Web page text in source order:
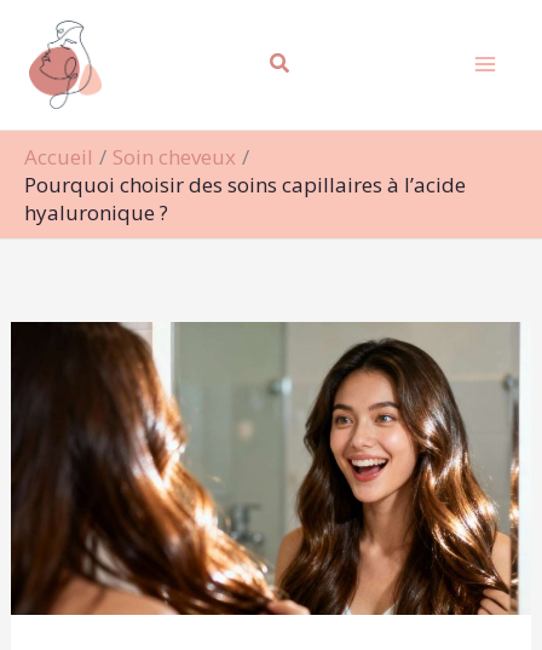
contenu
Accueil
Soin cheveux
Pourquoi choisir des soins capillaires à l’acide
hyaluronique ?
Rechercher